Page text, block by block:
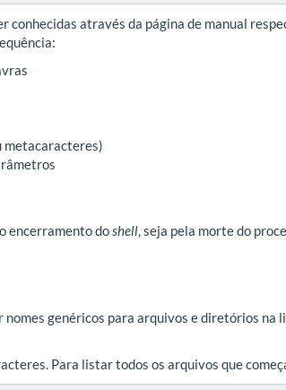
conhecidas através da página de manual
metacaracteres)
encerramento do shell , seja pela morte do
genéricos para arquivos e diretórios na
Para listar todos os arquivos que